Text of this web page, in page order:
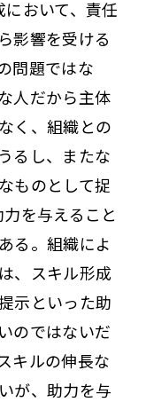
おいて、責任
影響を受ける
問題ではな
人だから主体
く、組織との
るし、またな
ものとして捉
を与えること
る。組織によ
、スキル形成
示といった助
のではないだ
キルの伸長な
が、助力を与